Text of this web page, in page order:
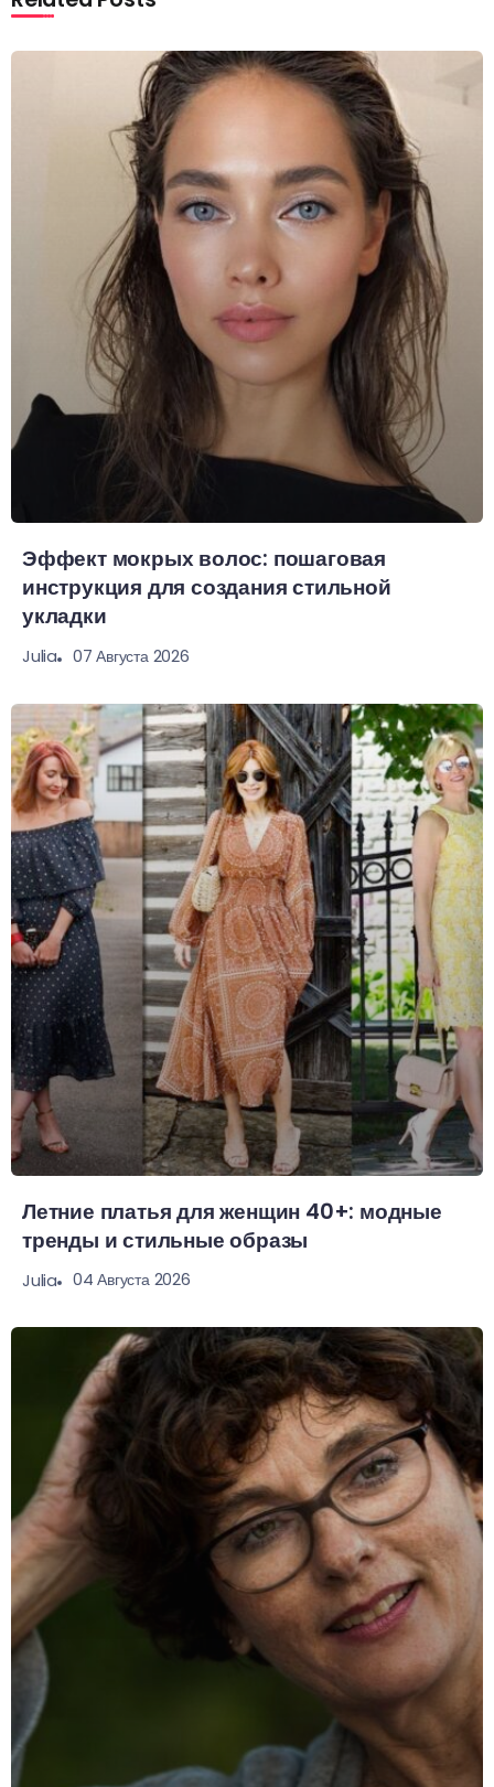
Эффект мокрых волос: пошаговая
инструкция для создания стильной
укладки
Julia 07 Августа 2026
Летние платья для женщин 40+: модные
тренды и стильные образы
Julia 04 Августа 2026